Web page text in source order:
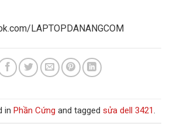
LAPTOPDANANGCOM
in Phần Cứng and tagged sửa dell 3421.